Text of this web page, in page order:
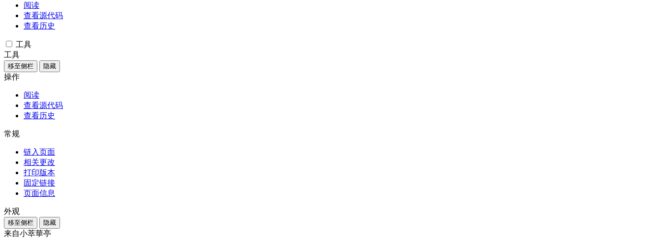
阅读
查看源代码
查看历史
工具
工具
移至侧栏 隐藏
操作
阅读
查看源代码
查看历史
常规
链入页面
相关更改
打印版本
固定链接
页面信息
外观
移至侧栏 隐藏
来自小萃華亭